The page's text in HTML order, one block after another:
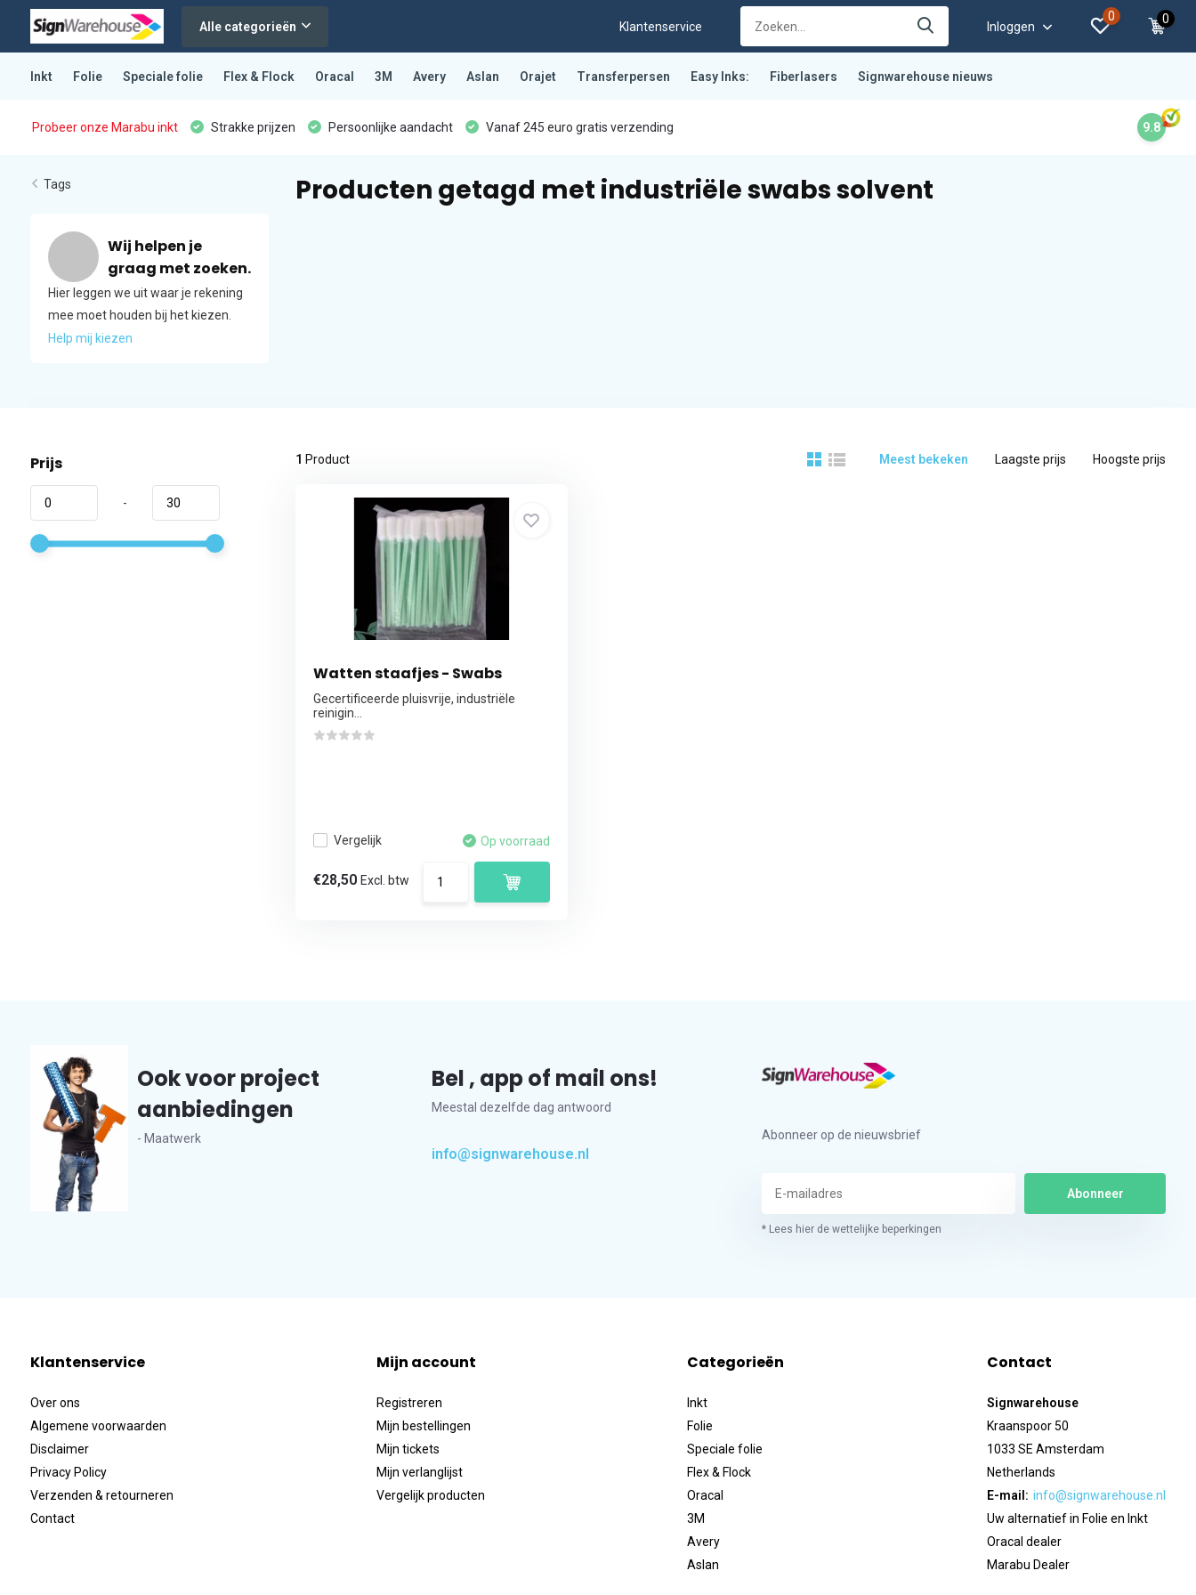
Alle categorieën Klantenservice Inloggen
0 0
Inkt Folie Speciale folie Flex & Flock Oracal 3M Avery Aslan Orajet Transferpersen Easy Inks: Fiberlasers Signwarehouse nieuws
Probeer onze Marabu inkt Strakke prijzen Persoonlijke aandacht Vanaf 245 euro gratis verzending 9.8
Tags
Wij helpen je
graag met zoeken.
Hier leggen we uit waar je rekening
mee moet houden bij het kiezen.
Help mij kiezen
Producten getagd met industriële swabs solvent
Prijs
-
1 Product Meest bekeken Laagste prijs Hoogste prijs
Watten staafjes - Swabs
Gecertificeerde pluisvrije, industriële
reinigin...
Vergelijk Op voorraad
€28,50 Excl. btw
Ook voor project
aanbiedingen
- Maatwerk
Bel , app of mail ons!
Meestal dezelfde dag antwoord
info@signwarehouse.nl
Abonneer op de nieuwsbrief
Abonneer
* Lees hier de wettelijke beperkingen
Klantenservice
Over ons
Algemene voorwaarden
Disclaimer
Privacy Policy
Verzenden & retourneren
Contact
Mijn account
Registreren
Mijn bestellingen
Mijn tickets
Mijn verlanglijst
Vergelijk producten
Categorieën
Inkt
Folie
Speciale folie
Flex & Flock
Oracal
3M
Avery
Aslan
Contact
Signwarehouse
Kraanspoor 50
1033 SE Amsterdam
Netherlands
E-mail: info@signwarehouse.nl
Uw alternatief in Folie en Inkt
Oracal dealer
Marabu Dealer